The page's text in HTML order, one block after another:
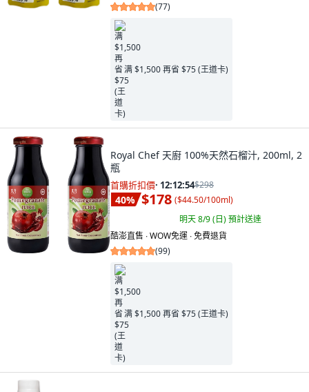
(77)
满 $1,500 再省 $75 (王道卡)
Royal Chef 天廚 100%天然石榴汁, 200ml, 2
瓶
首購折扣價· 12:12:53$298
40% $178 ($44.50/100ml)
明天 8/9 (日)預計送達
酷澎直售 ∙ WOW免運 ∙ 免費退貨
(99)
满 $1,500 再省 $75 (王道卡)